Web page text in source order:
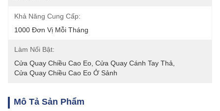
Khả Năng Cung Cấp:
1000 Đơn Vị Mỗi Tháng
Làm Nổi Bật:
Cửa Quay Chiều Cao Eo Cửa Quay Cánh Tay Thả
Cửa Quay Chiều Cao Eo Ở Sảnh
Mô Tả Sản Phẩm